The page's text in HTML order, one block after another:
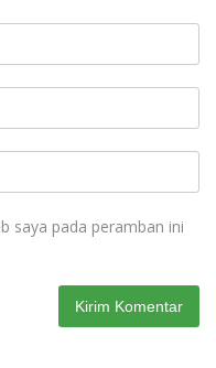
saya pada peramban ini